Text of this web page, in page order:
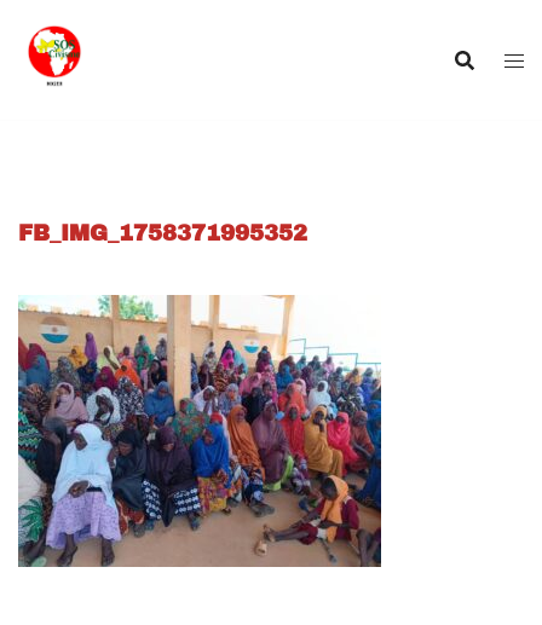
contenu
FB_IMG_1758371995352